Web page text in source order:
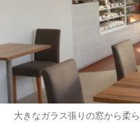
大きなガラス張りの窓から柔